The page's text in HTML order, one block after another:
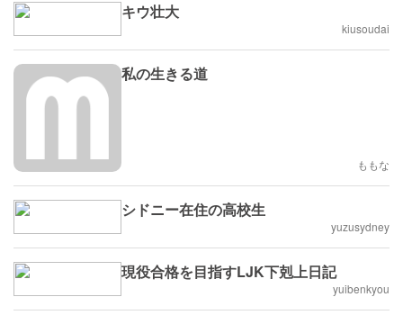
キウ壮大
kiusoudai
私の生きる道
ももな
シドニー在住の高校生
yuzusydney
現役合格を目指すLJK下剋上日記
yuibenkyou